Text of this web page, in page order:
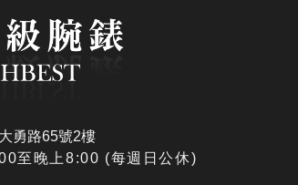
勇路65號2樓
至晚上8:00 (每週日公休)